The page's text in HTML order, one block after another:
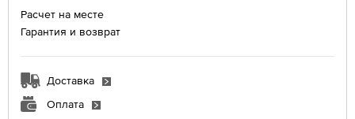
Расчет на месте
Гарантия и возврат
Доставка
Оплата